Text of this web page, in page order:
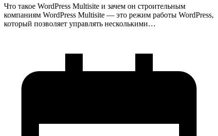
Что такое WordPress Multisite и зачем он строительным
компаниям WordPress Multisite — это режим работы WordPress,
который позволяет управлять несколькими…